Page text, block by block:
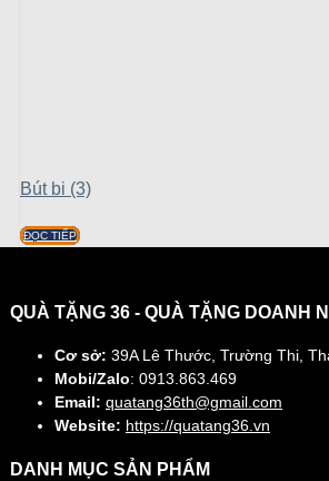
Bút bi (3)
ĐỌC TIẾP
QUÀ TẶNG 36 - QUÀ TẶNG DOANH
Cơ sở: 39A Lê Thước, Trường Thi,
Mobi/Zalo: 0913.863.469
Email: quatang36th@gmail.com
Website: https://quatang36.vn
DANH MỤC SẢN PHẨM